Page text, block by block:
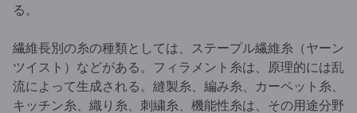
る。
繊維長別の糸の種類としては、ステープル繊維糸（ヤーン
ツイスト）などがある。フィラメント糸は、原理的には乱
流によって生成される。縫製糸、編み糸、カーペット糸、
キッチン糸、織り糸、刺繍糸、機能性糸は、その用途分野